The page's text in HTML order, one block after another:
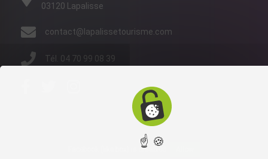
03120 Lapalisse
contact@lapalissetourisme.com
Tél. 04 70 99 08 39
Facebook (like box) is disabled.
☝ 🍪